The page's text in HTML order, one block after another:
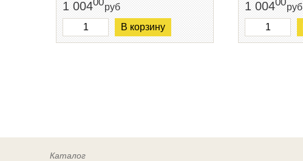
1 004
руб
В корзину
1 004
руб
Каталог